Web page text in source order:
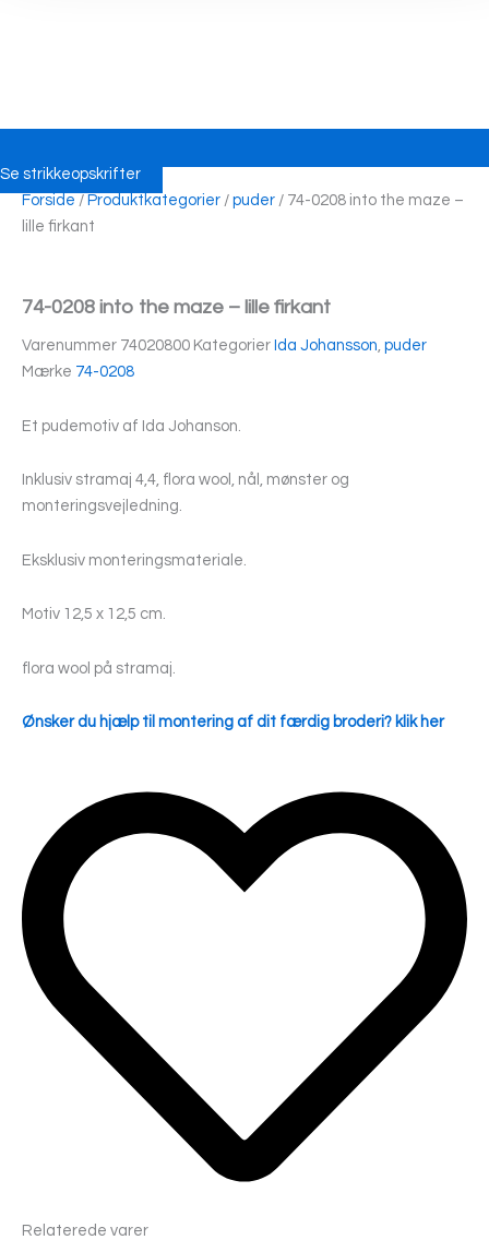
Se strikkeopskrifter
Forside / Produktkategorier / puder / 74-0208 into the maze –
lille firkant
74-0208 into the maze – lille firkant
Varenummer 74020800 Kategorier Ida Johansson, puder
Mærke 74-0208
Et pudemotiv af Ida Johanson.
Inklusiv stramaj 4,4, flora wool, nål, mønster og
monteringsvejledning.
Eksklusiv monteringsmateriale.
Motiv 12,5 x 12,5 cm.
flora wool på stramaj.
Ønsker du hjælp til montering af dit færdig broderi? klik her
Relaterede varer